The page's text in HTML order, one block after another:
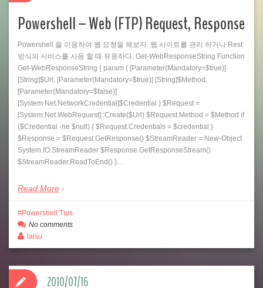
Powershell – Web (FTP) Request, Response
Powershell 을 이용하여 웹 요청을 해보자. 웹 사이트를 관리 하거나 Rest
방식의 서비스를 사용 할 때 유용하다. Get-WebResponseString Function
Get-WebResponseString { param ( [Parameter(Mandatory=$true)]
[String]$Url, [Parameter(Mandatory=$true)] [String]$Method,
[Parameter(Mandatory=$false)]
[System.Net.NetworkCredential]$Credential ) $Request =
[System.Net.WebRequest]::Create($Url) $Request.Method = $Method if
($Credential -ne $null) { $Request.Credentials = $credential }
$Response = $Request.GetResponse() $StreamReader = New-Object
System.IO.StreamReader $Response.GetResponseStream()
$StreamReader.ReadToEnd() }…
Read More
Powershell Tips
No comments
talsu
2010/07/16